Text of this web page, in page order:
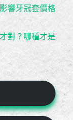
響牙冠套價格
對？哪種才是